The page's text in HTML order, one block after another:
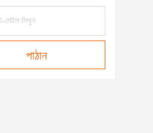
পাঠান